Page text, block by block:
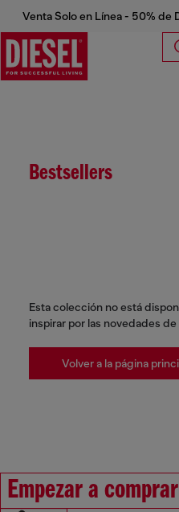
Venta Solo en Línea - 50% de
Bestsellers
Esta colección no está
inspirar por las novedades de
Volver a la página
Empezar a comprar